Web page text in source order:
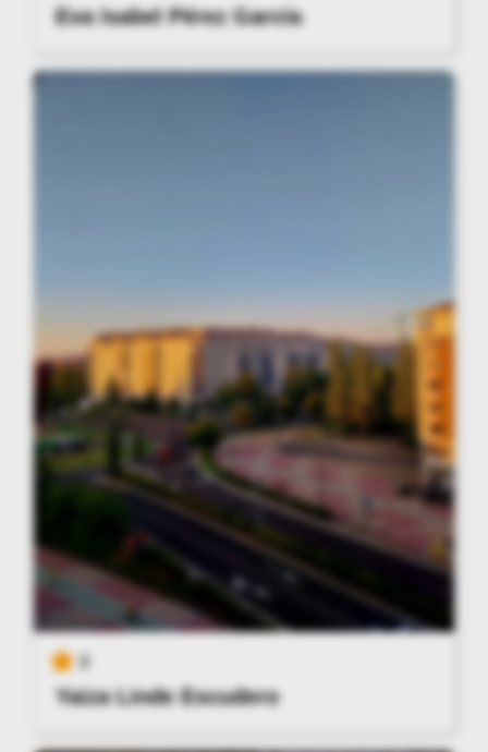
Eva Isabel Pérez García
3
Yaiza Linde Escudero